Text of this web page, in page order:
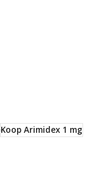
Koop Arimidex 1 mg